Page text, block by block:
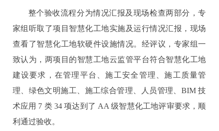
整个验收流程分为情况汇报及现场检查两部分，专
家组听取了项目智慧化工地实施及运行情况汇报，现场
查看了智慧化工地软硬件设施情况。经评议，专家组一
致认为，两项目的智慧工地云监管平台符合智慧化工地
建设要求，在管理平台、施工安全管理、施工质量管
理、绿色文明施工、施工综合管理、人员管理、BIM 技
术应用 7 类 34 项达到了 AA 级智慧化工地评审要求，顺
利通过验收。